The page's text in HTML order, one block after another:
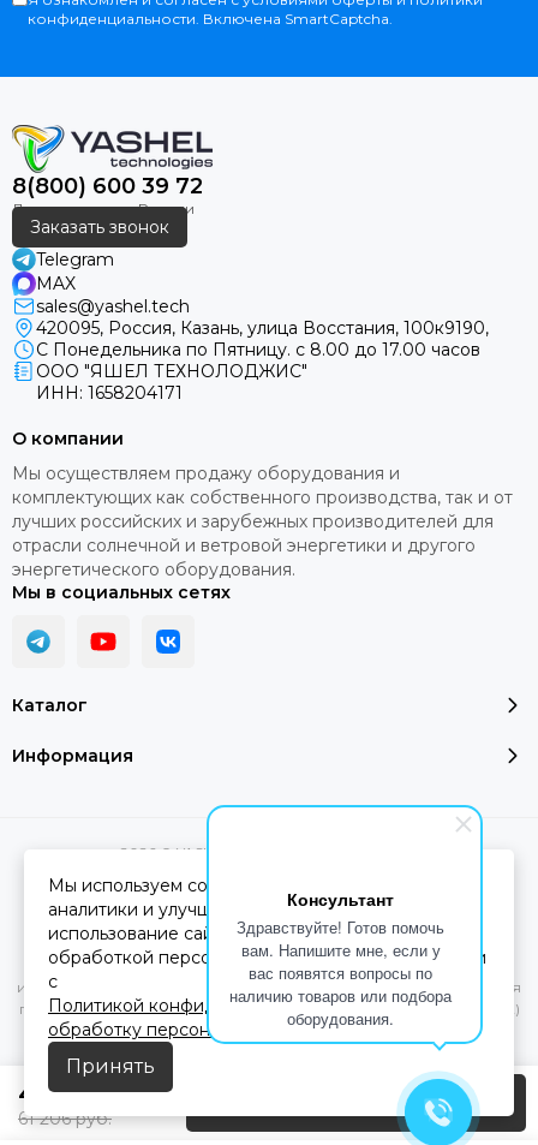
Консультант
Здравствуйте! Готов помочь
вам. Напишите мне, если у
вас появятся вопросы по
наличию товаров или подбора
оборудования.
40 804руб.
61 206руб.
Предзаказ
конфиденциальности. Включена SmartCaptcha.
8(800) 600 39 72
Заказать звонок
Telegram
MAX
sales@yashel.tech
420095, Россия, Казань, улица Восстания, 100к9190,
С Понедельника по Пятницу. с 8.00 до 17.00 часов
ООО "ЯШЕЛ ТЕХНОЛОДЖИС"
ИНН: 1658204171
Каталог
Информация
О компании
Мы осуществляем продажу оборудования и
комплектующих как собственного производства, так и от
лучших российских и зарубежных производителей для
отрасли солнечной и ветровой энергетики и другого
энергетического оборудования.
Мы в социальных сетях
2026 © YASHEL Technologies.
Вся представленная на сайте информация, касающаяся
характеристик, стоимости товаров и услуг, носит
информационный характер и ни при каких условиях не является
публичной офертой, определяемой положениями Статьи 437(2)
Гражданского кодекса РФ.
Мы используем cookie-файлы для работы сайта,
аналитики и улучшения сервиса. Продолжая
использование сайта, вы соглашаетесь с
обработкой персональных данных в соответствии
с
Политикой конфиденциальностии Согласием на
обработку персональных данных
Принять